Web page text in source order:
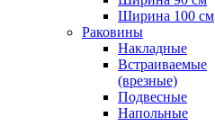
Ширина 100 см
Раковины
Накладные
Встраиваемые
(врезные)
Подвесные
Напольные